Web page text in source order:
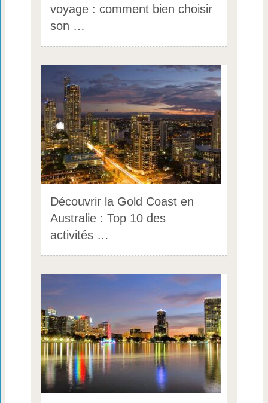
voyage : comment bien choisir
son …
Découvrir la Gold Coast en
Australie : Top 10 des
activités …